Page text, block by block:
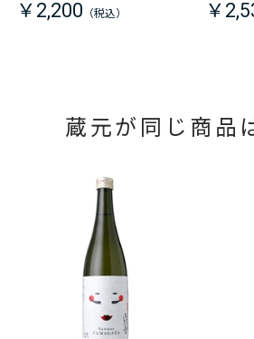
￥2,200 ￥
蔵元が同じ商品